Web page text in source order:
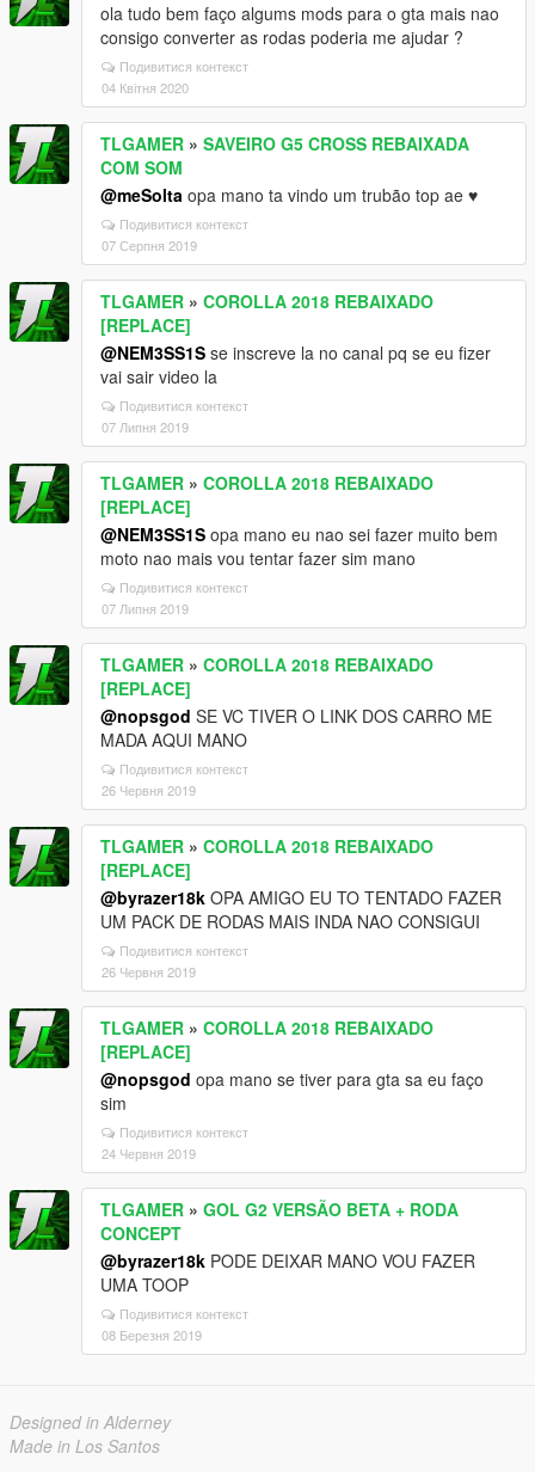
ola tudo bem faço algums mods para o gta mais nao
consigo converter as rodas poderia me ajudar ?
Подивитися контекст
04 Квітня 2020
TLGAMER » SAVEIRO G5 CROSS REBAIXADA
COM SOM
@meSolta opa mano ta vindo um trubão top ae ♥
Подивитися контекст
07 Серпня 2019
TLGAMER » COROLLA 2018 REBAIXADO
[REPLACE]
@NEM3SS1S se inscreve la no canal pq se eu fizer
vai sair video la
Подивитися контекст
07 Липня 2019
TLGAMER » COROLLA 2018 REBAIXADO
[REPLACE]
@NEM3SS1S opa mano eu nao sei fazer muito bem
moto nao mais vou tentar fazer sim mano
Подивитися контекст
07 Липня 2019
TLGAMER » COROLLA 2018 REBAIXADO
[REPLACE]
@nopsgod SE VC TIVER O LINK DOS CARRO ME
MADA AQUI MANO
Подивитися контекст
26 Червня 2019
TLGAMER » COROLLA 2018 REBAIXADO
[REPLACE]
@byrazer18k OPA AMIGO EU TO TENTADO FAZER
UM PACK DE RODAS MAIS INDA NAO CONSIGUI
Подивитися контекст
26 Червня 2019
TLGAMER » COROLLA 2018 REBAIXADO
[REPLACE]
@nopsgod opa mano se tiver para gta sa eu faço
sim
Подивитися контекст
24 Червня 2019
TLGAMER » GOL G2 VERSÃO BETA + RODA
CONCEPT
@byrazer18k PODE DEIXAR MANO VOU FAZER
UMA TOOP
Подивитися контекст
08 Березня 2019
Designed in Alderney
Made in Los Santos